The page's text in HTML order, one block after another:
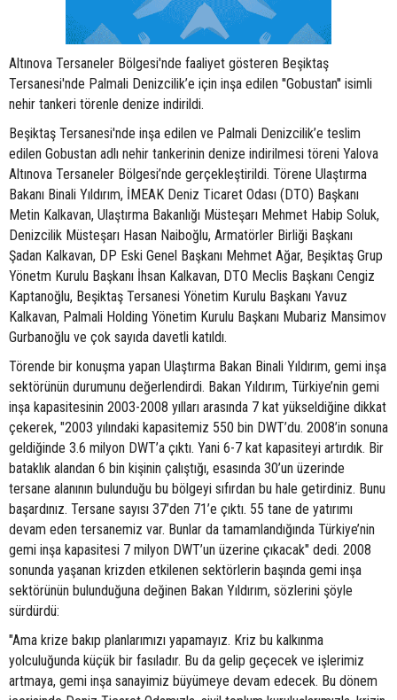
Altınova Tersaneler Bölgesi'nde faaliyet gösteren Beşiktaş
Tersanesi'nde Palmali Denizcilik’e için inşa edilen ''Gobustan'' isimli
nehir tankeri törenle denize indirildi.
Beşiktaş Tersanesi'nde inşa edilen ve Palmali Denizcilik’e teslim
edilen Gobustan adlı nehir tankerinin denize indirilmesi töreni Yalova
Altınova Tersaneler Bölgesi’nde gerçekleştirildi. Törene Ulaştırma
Bakanı Binali Yıldırım, İMEAK Deniz Ticaret Odası (DTO) Başkanı
Metin Kalkavan, Ulaştırma Bakanlığı Müsteşarı Mehmet Habip Soluk,
Denizcilik Müsteşarı Hasan Naiboğlu, Armatörler Birliği Başkanı
Şadan Kalkavan, DP Eski Genel Başkanı Mehmet Ağar, Beşiktaş Grup
Yönetm Kurulu Başkanı İhsan Kalkavan, DTO Meclis Başkanı Cengiz
Kaptanoğlu, Beşiktaş Tersanesi Yönetim Kurulu Başkanı Yavuz
Kalkavan, Palmali Holding Yönetim Kurulu Başkanı Mubariz Mansimov
Gurbanoğlu ve çok sayıda davetli katıldı.
Törende bir konuşma yapan Ulaştırma Bakan Binali Yıldırım, gemi inşa
sektörünün durumunu değerlendirdi. Bakan Yıldırım, Türkiye’nin gemi
inşa kapasitesinin 2003-2008 yılları arasında 7 kat yükseldiğine dikkat
çekerek, "2003 yılındaki kapasitemiz 550 bin DWT’du. 2008’in sonuna
geldiğinde 3.6 milyon DWT’a çıktı. Yani 6-7 kat kapasiteyi artırdık. Bir
bataklık alandan 6 bin kişinin çalıştığı, esasında 30’un üzerinde
tersane alanının bulunduğu bu bölgeyi sıfırdan bu hale getirdiniz. Bunu
başardınız. Tersane sayısı 37’den 71’e çıktı. 55 tane de yatırımı
devam eden tersanemiz var. Bunlar da tamamlandığında Türkiye’nin
gemi inşa kapasitesi 7 milyon DWT’un üzerine çıkacak" dedi. 2008
sonunda yaşanan krizden etkilenen sektörlerin başında gemi inşa
sektörünün bulunduğuna değinen Bakan Yıldırım, sözlerini şöyle
sürdürdü:
"Ama krize bakıp planlarımızı yapamayız. Kriz bu kalkınma
yolculuğunda küçük bir fasıladır. Bu da gelip geçecek ve işlerimiz
artmaya, gemi inşa sanayimiz büyümeye devam edecek. Bu dönem